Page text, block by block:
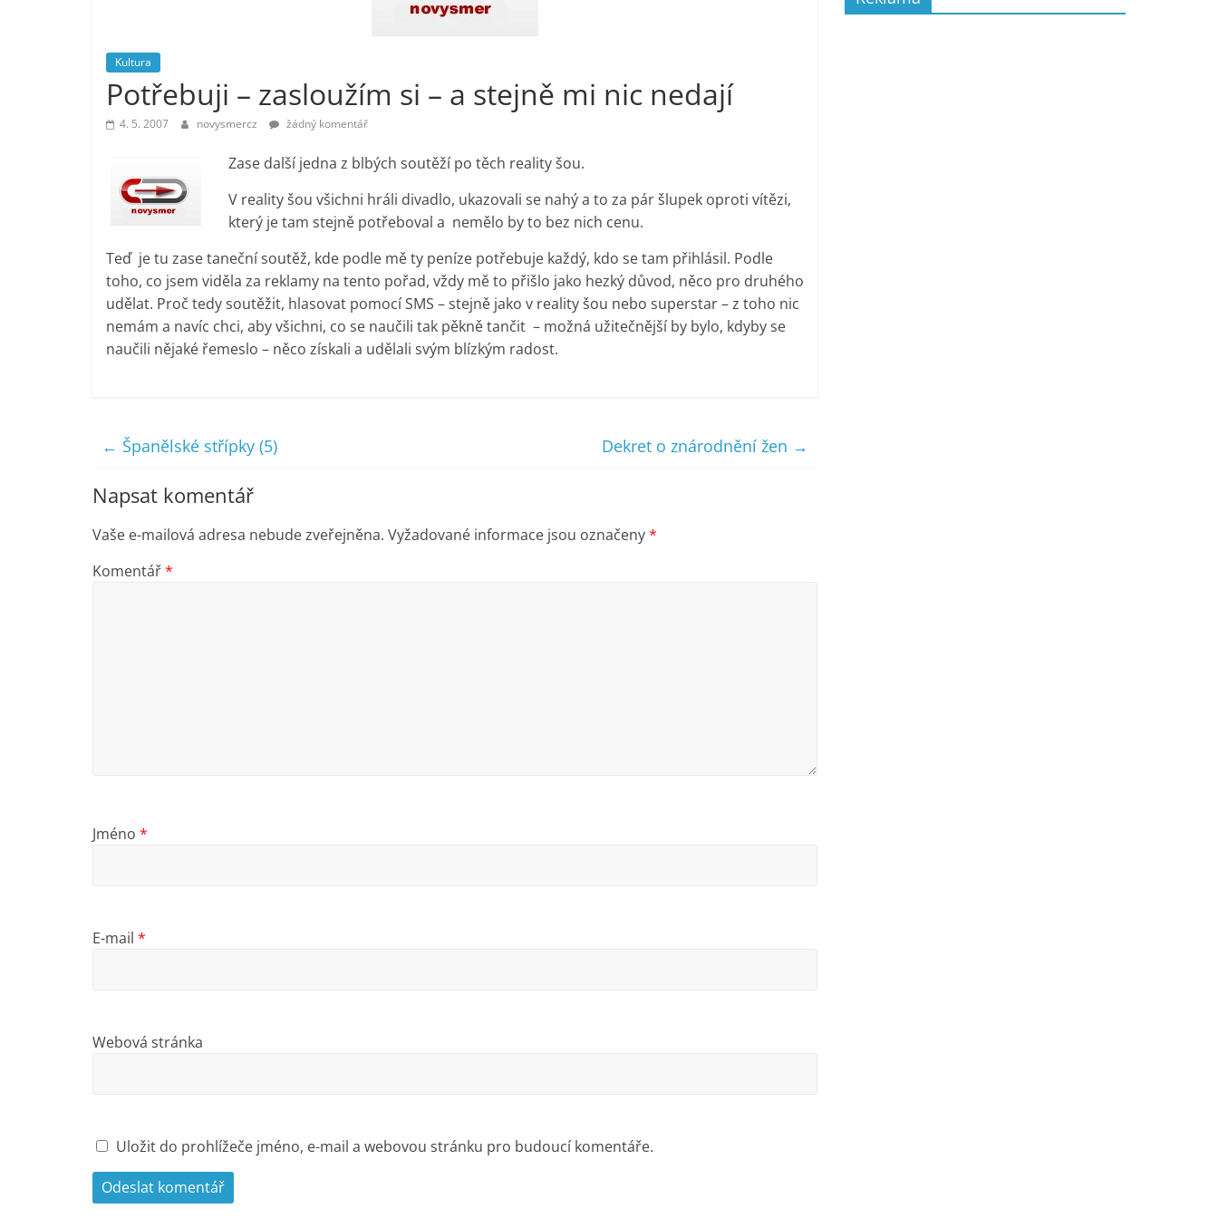
Kultura
Potřebuji – zasloužím si – a stejně mi nic nedají
4. 5. 2007 novysmercz žádný komentář
Zase další jedna z blbých soutěží po těch reality šou.
V reality šou všichni hráli divadlo, ukazovali se nahý a to za pár šlupek oproti vítězi,
který je tam stejně potřeboval a nemělo by to bez nich cenu.
Teď je tu zase taneční soutěž, kde podle mě ty peníze potřebuje každý, kdo se tam přihlásil. Podle
toho, co jsem viděla za reklamy na tento pořad, vždy mě to přišlo jako hezký důvod, něco pro druhého
udělat. Proč tedy soutěžit, hlasovat pomocí SMS – stejně jako v reality šou nebo superstar – z toho nic
nemám a navíc chci, aby všichni, co se naučili tak pěkně tančit – možná užitečnější by bylo, kdyby se
naučili nějaké řemeslo – něco získali a udělali svým blízkým radost.
← Španělské střípky (5) Dekret o znárodnění žen →
Napsat komentář
Vaše e-mailová adresa nebude zveřejněna. Vyžadované informace jsou označeny*
Komentář*
Jméno *
E-mail *
Webová stránka
Uložit do prohlížeče jméno, e-mail a webovou stránku pro budoucí komentáře.